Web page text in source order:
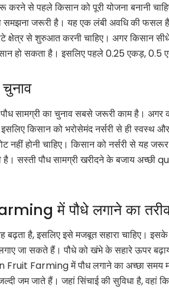
पहले किसान को पूरी योजना बनानी चाहिए।
समझना जरूरी है। यह एक लंबी अवधि की
क्षेत्र से शुरुआत करनी चाहिए। अगर किसान
हो सकता है। इसलिए पहले 0.25 एकड़,
का चुनाव सबसे जरूरी काम है। अगर
किसान को भरोसेमंद नर्सरी से ही स्वस्थ
नहीं होनी चाहिए। किसान को नर्सरी से यह
है। सस्ती पौध सामग्री खरीदने के बजाय अच्छी
में पौधे लगाने का
बढ़ता है, इसलिए इसे मजबूत सहारा चाहिए।
जा सकते हैं। पौधे को खंभे के सहारे ऊपर
Farming में पौध लगाने का अच्छा समय
जम जाते हैं। जहां सिंचाई की सुविधा है, वहां